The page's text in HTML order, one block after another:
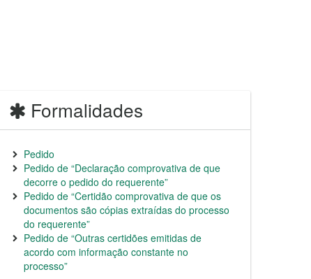
Formalidades
Pedido
Pedido de “Declaração comprovativa de que
decorre o pedido do requerente”
Pedido de “Certidão comprovativa de que os
documentos são cópias extraídas do processo
do requerente”
Pedido de “Outras certidões emitidas de
acordo com informação constante no
processo”